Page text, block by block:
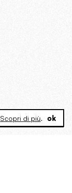
Scopri di più. ok